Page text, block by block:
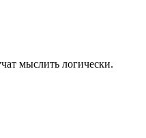
мыслить логически.